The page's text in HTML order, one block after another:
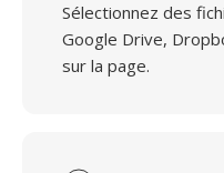
Sélectionnez des
Google Drive,
sur la page.